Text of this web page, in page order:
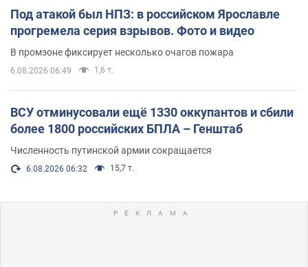
Под атакой был НПЗ: в российском Ярославле
прогремела серия взрывов. Фото и видео
В промзоне фиксирует несколько очагов пожара
6.08.2026 06:49 1,6 т.
ВСУ отминусовали ещё 1330 оккупантов и сбили
более 1800 российских БПЛА – Генштаб
Численность путинской армии сокращается
6.08.2026 06:32 15,7 т.